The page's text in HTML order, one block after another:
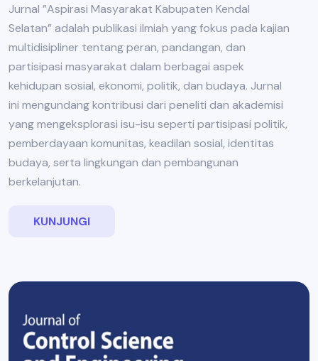
Jurnal ”Aspirasi Masyarakat Kabupaten Kendal
Selatan” adalah publikasi ilmiah yang fokus pada kajian
multidisipliner tentang peran, pandangan, dan
partisipasi masyarakat dalam berbagai aspek
kehidupan sosial, ekonomi, politik, dan budaya. Jurnal
ini mengundang kontribusi dari peneliti dan akademisi
yang mengeksplorasi isu-isu seperti partisipasi politik,
pemberdayaan komunitas, keadilan sosial, identitas
budaya, serta lingkungan dan pembangunan
berkelanjutan.
KUNJUNGI